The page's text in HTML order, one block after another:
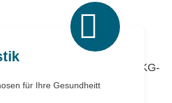
für Ihre Gesundheitt